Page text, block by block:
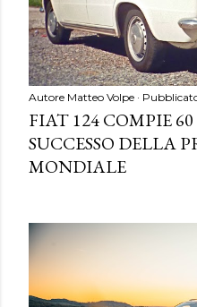
Autore Matteo Volpe
FIAT 124 COMPIE
SUCCESSO DELLA
MONDIALE